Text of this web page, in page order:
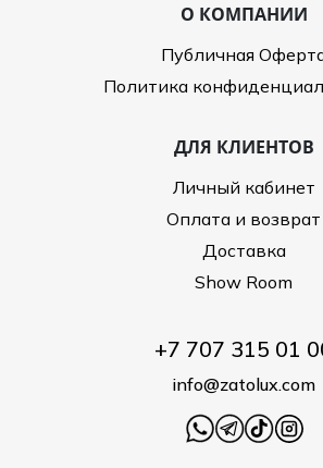
О КОМПАНИИ
Публичная
Политика
ДЛЯ КЛИЕНТОВ
Личный кабинет
Оплата и возврат
Доставка
Show Room
+7 707 315 01
info@zatolux.com